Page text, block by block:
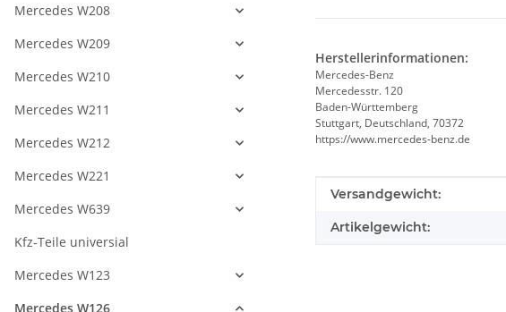
Herstellerinformationen:
Mercedes-Benz
Mercedesstr. 120
Baden-Württemberg
Stuttgart, Deutschland, 70372
https://www.mercedes-benz.de
Produkteigenschaft
Wert
Versandgewicht:
Artikelgewicht:
Mercedes W208
Mercedes W209
Mercedes W210
Mercedes W211
Mercedes W212
Mercedes W221
Mercedes W639
Kfz-Teile universial
Mercedes W123
Mercedes W126